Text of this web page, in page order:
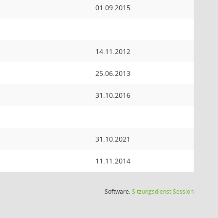
01.09.2015
14.11.2012
25.06.2013
31.10.2016
31.10.2021
11.11.2014
Software:SitzungsdienstSession(Wird in